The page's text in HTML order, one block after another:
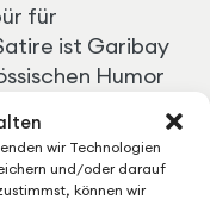
wir Technologien
und/oder darauf
können wir
für
ist Garibay
Humor
die heutigen
Diskussionen